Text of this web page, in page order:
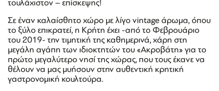
τουλάχιστον – επίσκεψης!
Σε έναν καλαίσθητο χώρο με λίγο vintage άρωμα, όπου
το ξύλο επικρατεί, η Κρήτη έχει -από το Φεβρουάριο
του 2019- την τιμητική της καθημερινά, χάρη στη
μεγάλη αγάπη των ιδιοκτητών του «Ακροβάτη» για το
πρώτο μεγαλύτερο νησί της χώρας, που τους έκανε να
θέλουν να μας μυήσουν στην αυθεντική κρητική
γαστρονομική κουλτούρα.